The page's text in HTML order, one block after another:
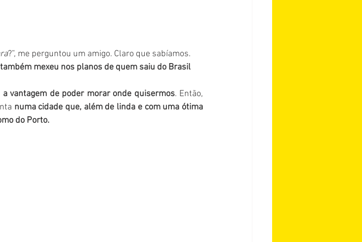
?”, me perguntou um amigo. Claro que sabíamos.
mexeu nos planos de quem saiu do Brasil
vantagem de poder morar onde quisermos. Então,
numa cidade que, além de linda e com uma ótima
do Porto.